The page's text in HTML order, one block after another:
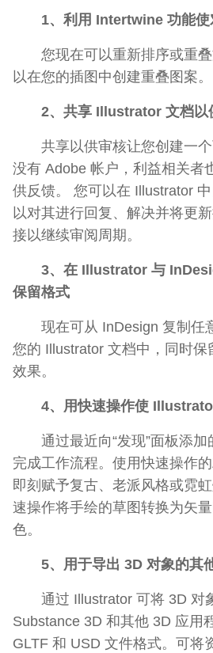
1、利用 Intertwine 功能使
您现在可以重新排序或重叠
以在您的插图中创建重叠图案。
2、共享 Illustrator 文档以
共享以供审核让您创建一个
没有 Adobe 帐户，利益相关者
供反馈。 您可以在 Illustrator
以对其进行回复、解决并将更
接以继续审阅周期。
3、在 Illustrator 与
保留格式
现在可从 InDesign 复制任
您的 Illustrator 文档中，同时保
效果。
4、用快速操作使
通过最近向“发现”面板添加
完成工作流程。使用快速操作
即刻赋予复古、老派风格或霓
速操作将手绘的草图转换为矢
色。
5、用于导出 3D 对象的其
通过 Illustrator 可将 3D 对
Substance 3D 和其他 3D 应用
GLTF 和 USD 文件格式。可将